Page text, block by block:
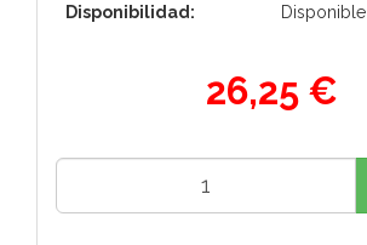
Disponibilidad: Disponible
26,25 €